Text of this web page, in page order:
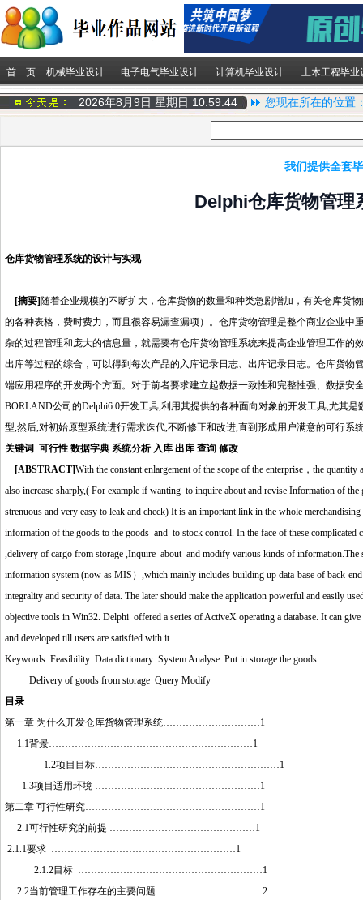
首 页 机械毕业设计 电子电气毕业设计 计算机毕业设计 土木工程毕业
2026年8月9日 星期日 10:59:44 您现在所在的位置
我们提供全套
Delphi仓库货物管理
仓库货物管理系统的设计与实现
[摘要] 随着企业规模的不断扩大，仓库货物的数量和种类急剧增加，有关仓库货
的各种表格，费时费力，而且很容易漏查漏项）。仓库货物管理是整个商业企业
杂的过程管理和庞大的信息量，就需要有仓库货物管理系统来提高企业管理工作的
出库等过程的综合，可以得到每次产品的入库记录日志、出库记录日志。仓库货
端应用程序的开发两个方面。对于前者要求建立起数据一致性和完整性强、数据
BORLAND公司的Delphi6.0开发工具,利用其提供的各种面向对象的开发工具,尤其
型,然后,对初始原型系统进行需求迭代,不断修正和改进,直到形成用户满意的可行系
关键词 可行性 数据字典 系统分析 入库 出库 查询 修改
[ABSTRACT]With the constant enlargement of the scope of the enterprise，the
also increase sharply,( For example if wanting to inquire about and revise Information of
strenuous and very easy to leak and check) It is an important link in the whole
information of the goods to the goods and to stock control. In the face of these complicated
,delivery of cargo from storage ,Inquire about and modify various kinds of information.The
information system (now as MIS）,which mainly includes building updata-base of back-
integrality and security of data. The later should make the application powerful and easily
objective tools in Win32. Delphi offered a series of ActiveX operating a database. It can
and developed till users are satisfied with it.
Keywords Feasibility Data dictionary System Analyse Put in storage the goods
Delivery of goods from storage Query Modifyhttp://www.16sheji8.cn/
目录
第一章 为什么开发仓库货物管理系统…………………………1
1.1背景………………………………………………………1
1.2项目目标…………………………………………………1
1.3项目适用环境 ……………………………………………1
第二章 可行性研究………………………………………………1
2.1可行性研究的前提 ………………………………………1
2.1.1要求 …………………………………………………1
2.1.2目标 …………………………………………………1
2.2当前管理工作存在的主要问题……………………………2